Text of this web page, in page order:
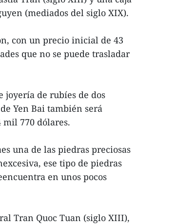
(mediados del siglo XIX).
con un precio inicial de 43
que no se puede trasladar
joyería de rubíes de dos
Yen Bai también será
mil 770 dólares.
una de las piedras preciosas
ese tipo de piedras
en unos pocos
Tran Quoc Tuan (siglo XIII),